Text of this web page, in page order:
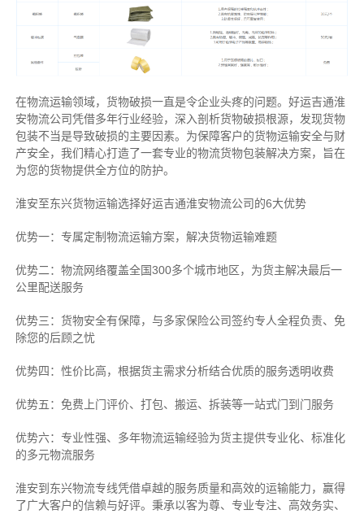
在物流运输领域，货物破损一直是令企业头疼的问题。好运吉通淮
安物流公司凭借多年行业经验，深入剖析货物破损根源，发现货物
包装不当是导致破损的主要因素。为保障客户的货物运输安全与财
产安全，我们精心打造了一套专业的物流货物包装解决方案，旨在
为您的货物提供全方位的防护。
淮安至东兴货物运输选择好运吉通淮安物流公司的6大优势
优势一：专属定制物流运输方案，解决货物运输难题
优势二：物流网络覆盖全国300多个城市地区，为货主解决最后一
公里配送服务
优势三：货物安全有保障，与多家保险公司签约专人全程负责、免
除您的后顾之忧
优势四：性价比高，根据货主需求分析结合优质的服务透明收费
优势五：免费上门评价、打包、搬运、拆装等一站式门到门服务
优势六：专业性强、多年物流运输经验为货主提供专业化、标准化
的多元物流服务
淮安到东兴物流专线凭借卓越的服务质量和高效的运输能力，赢得
了广大客户的信赖与好评。 秉承以客为尊、专业专注、高效务实、